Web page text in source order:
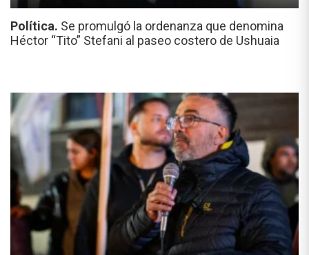
Política. Se promulgó la ordenanza que denomina
Héctor “Tito” Stefani al paseo costero de Ushuaia